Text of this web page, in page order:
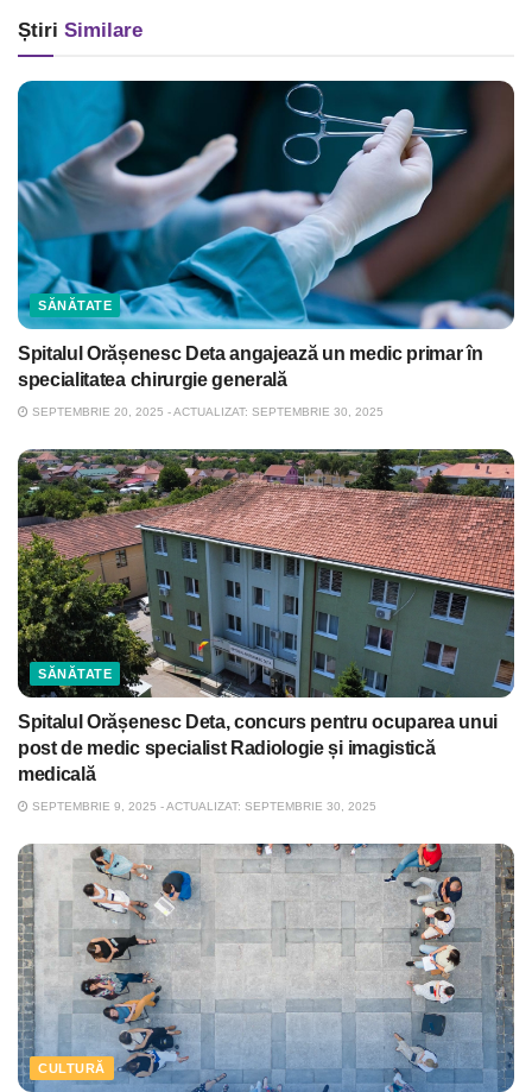
Știri Similare
SĂNĂTATE
Spitalul Orășenesc Deta angajează un medic primar în
specialitatea chirurgie generală
SEPTEMBRIE 20, 2025 - ACTUALIZAT: SEPTEMBRIE 30, 2025
SĂNĂTATE
Spitalul Orășenesc Deta, concurs pentru ocuparea unui
post de medic specialist Radiologie și imagistică
medicală
SEPTEMBRIE 9, 2025 - ACTUALIZAT: SEPTEMBRIE 30, 2025
CULTURĂ